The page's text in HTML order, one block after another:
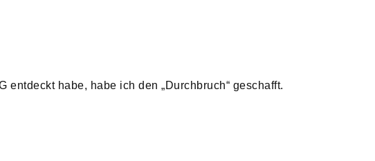
habe, habe ich den „Durchbruch“ geschafft.